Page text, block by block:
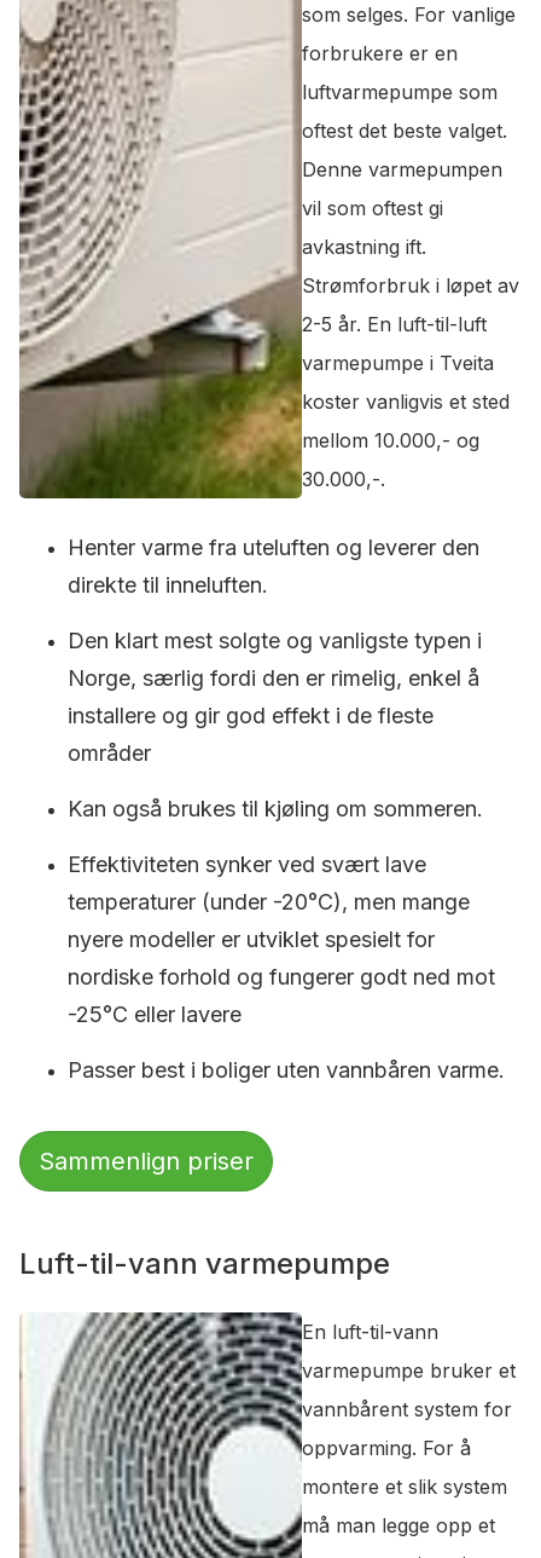
som selges. For vanlige
forbrukere er en
luftvarmepumpe som
oftest det beste valget.
Denne varmepumpen
vil som oftest gi
avkastning ift.
Strømforbruk i løpet av
2-5 år. En luft-til-luft
varmepumpe i Tveita
koster vanligvis et sted
mellom 10.000,- og
30.000,-.
Henter varme fra uteluften og leverer den
direkte til inneluften.
Den klart mest solgte og vanligste typen i
Norge, særlig fordi den er rimelig, enkel å
installere og gir god effekt i de fleste
områder
Kan også brukes til kjøling om sommeren.
Effektiviteten synker ved svært lave
temperaturer (under -20°C), men mange
nyere modeller er utviklet spesielt for
nordiske forhold og fungerer godt ned mot
-25°C eller lavere
Passer best i boliger uten vannbåren varme.
Sammenlign priser
Luft-til-vann varmepumpe
En luft-til-vann
varmepumpe bruker et
vannbårent system for
oppvarming. For å
montere et slik system
må man legge opp et